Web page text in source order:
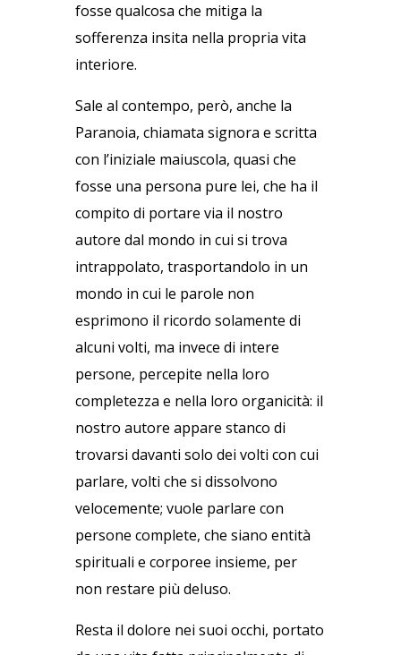
fosse qualcosa che mitiga la
sofferenza insita nella propria vita
interiore.
Sale al contempo, però, anche la
Paranoia, chiamata signora e scritta
con l’iniziale maiuscola, quasi che
fosse una persona pure lei, che ha il
compito di portare via il nostro
autore dal mondo in cui si trova
intrappolato, trasportandolo in un
mondo in cui le parole non
esprimono il ricordo solamente di
alcuni volti, ma invece di intere
persone, percepite nella loro
completezza e nella loro organicità: il
nostro autore appare stanco di
trovarsi davanti solo dei volti con cui
parlare, volti che si dissolvono
velocemente; vuole parlare con
persone complete, che siano entità
spirituali e corporee insieme, per
non restare più deluso.
Resta il dolore nei suoi occhi, portato